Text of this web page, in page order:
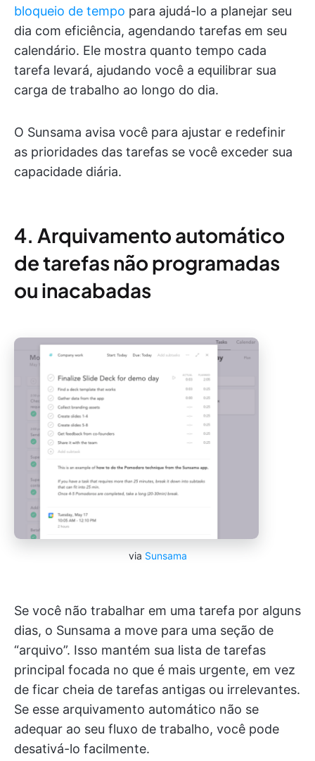
bloqueio de tempo para ajudá-lo a planejar seu
dia com eficiência, agendando tarefas em seu
calendário. Ele mostra quanto tempo cada
tarefa levará, ajudando você a equilibrar sua
carga de trabalho ao longo do dia.
O Sunsama avisa você para ajustar e redefinir
as prioridades das tarefas se você exceder sua
capacidade diária.
4. Arquivamento automático
de tarefas não programadas
ou inacabadas
via Sunsama
Se você não trabalhar em uma tarefa por alguns
dias, o Sunsama a move para uma seção de
“arquivo”. Isso mantém sua lista de tarefas
principal focada no que é mais urgente, em vez
de ficar cheia de tarefas antigas ou irrelevantes.
Se esse arquivamento automático não se
adequar ao seu fluxo de trabalho, você pode
desativá-lo facilmente.